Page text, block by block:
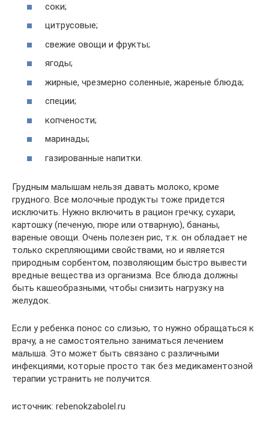
соки;
цитрусовые;
свежие овощи и фрукты;
ягоды;
жирные, чрезмерно соленные, жареные блюда;
специи;
копчености;
маринады;
газированные напитки.
Грудным малышам нельзя давать молоко, кроме
грудного. Все молочные продукты тоже придется
исключить. Нужно включить в рацион гречку, сухари,
картошку (печеную, пюре или отварную), бананы,
вареные овощи. Очень полезен рис, т.к. он обладает не
только скрепляющими свойствами, но и является
природным сорбентом, позволяющим быстро вывести
вредные вещества из организма. Все блюда должны
быть кашеобразными, чтобы снизить нагрузку на
желудок.
Если у ребенка понос со слизью, то нужно обращаться к
врачу, а не самостоятельно заниматься лечением
малыша. Это может быть связано с различными
инфекциями, которые просто так без медикаментозной
терапии устранить не получится.
источник: rebenokzabolel.ru